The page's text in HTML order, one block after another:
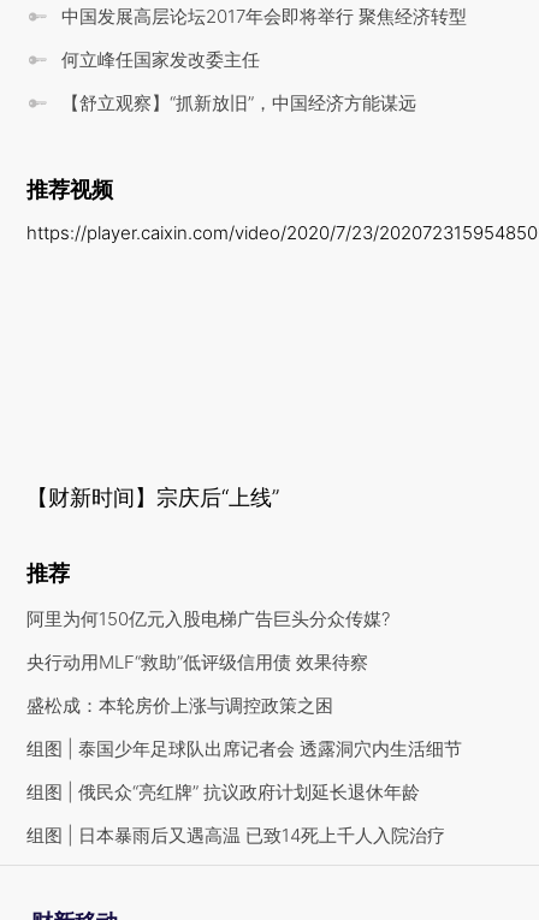
中国发展高层论坛2017年会即将举行 聚焦经济转型
何立峰任国家发改委主任
【舒立观察】“抓新放旧”，中国经济方能谋远
推荐视频
https://player.caixin.com/video/2020/7/23/
【财新时间】宗庆后“上线”
推荐
阿里为何150亿元入股电梯广告巨头分众传媒?
央行动用MLF“救助”低评级信用债 效果待察
盛松成：本轮房价上涨与调控政策之困
组图 | 泰国少年足球队出席记者会 透露洞穴内生活细节
组图 | 俄民众“亮红牌” 抗议政府计划延长退休年龄
组图 | 日本暴雨后又遇高温 已致14死上千人入院治疗